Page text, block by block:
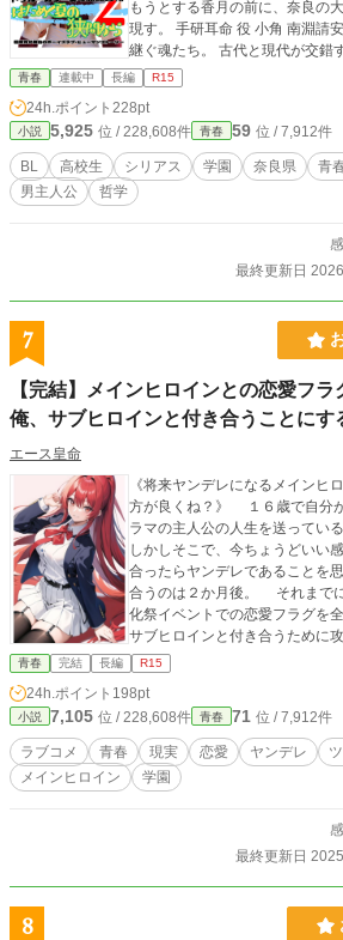
もうとする香月の前に、奈良の
現す。 手研耳命 役 小角 南淵請安 そして、人々の想いを受け
継ぐ魂たち。 古代と現代が交錯する中で、香月は再び問い続
ける。 「家族とは何か」 「幸せ
か」 そして―― 「人は、本当に
か。」 野球部最後の夏、恋愛、友情、家族、神話、AI。 橿原
の地を舞台に描く【トゥルーカ
ル】第二部。 傷つきながらも誰かと生きようとする人々の物
語。
青春 連載中 長編 R15
24h.ポイント 228pt
小説 5,925 位 / 228,608件 青春 59 位 / 7,912件
BL 高校生 シリアス 学園 奈良県 青
男主人公
哲学
最終更新日
7
【完結】メインヒロインとの恋愛フ
俺、サブヒロインと付き合うことにす
エース皇命
《将来ヤンデレになるメインヒ
方が良くね？》 １６歳で自分が前世にハマっていた学園ド
ラマの主人公の人生を送ってい
しかしそこで、今ちょうどいい
合ったらヤンデレであることを思い出す。 告
合うのは２か月後。 それまで
化祭イベントでの恋愛フラグを
サブヒロインと付き合うために攻略
サブヒロインもまた曲者揃い。
猫音子に、ツンデレ義姉の風野
ガールの空賀 栗涼。 この３人の中から、最終的に誰を選
び、付き合うことになるのか。
せるのか!? もちろん、メイン
５人の癖強キャラたちが爆走
青春 完結 長編 R15
24h.ポイント 198pt
小説 7,105 位 / 228,608件 青春 71 位 / 7,912件
ラブコメ 青春 現実 恋愛 ヤンデレ
メインヒロイン
学園
最終更新日
8